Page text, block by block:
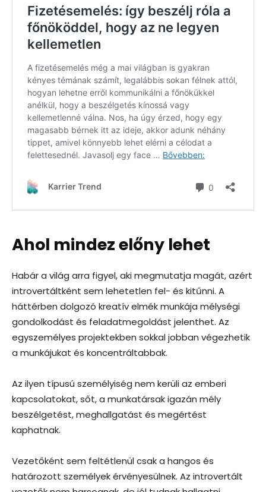
Ahol mindez előny lehet
Habár a világ arra figyel, aki megmutatja magát, azért
introvertáltként sem lehetetlen fel- és kitűnni. A
háttérben dolgozó kreatív elmék munkája mélységi
gondolkodást és feladatmegoldást jelenthet. Az
egyszemélyes projektekben sokkal jobban végezhetik
a munkájukat és koncentráltabbak.
Az ilyen típusú személyiség nem kerüli az emberi
kapcsolatokat, sőt, a munkatársak igazán mély
beszélgetést, meghallgatást és megértést
kaphatnak.
Vezetőként sem feltétlenül csak a hangos és
határozott személyek érvényesülnek. Az introvertált